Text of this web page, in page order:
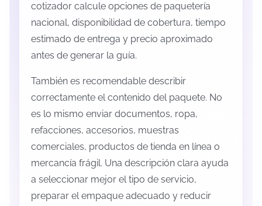
cotizador calcule opciones de paquetería
nacional, disponibilidad de cobertura, tiempo
estimado de entrega y precio aproximado
antes de generar la guía.
También es recomendable describir
correctamente el contenido del paquete. No
es lo mismo enviar documentos, ropa,
refacciones, accesorios, muestras
comerciales, productos de tienda en línea o
mercancía frágil. Una descripción clara ayuda
a seleccionar mejor el tipo de servicio,
preparar el empaque adecuado y reducir